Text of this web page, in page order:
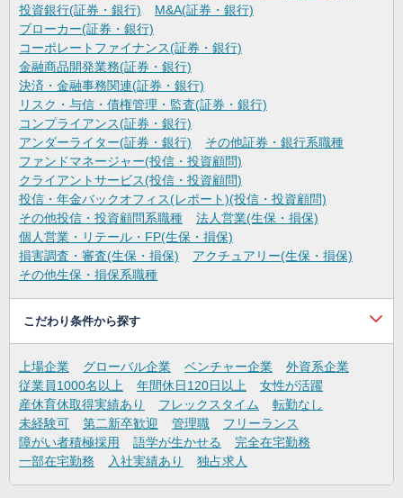
投資銀行(証券・銀行)
M&A(証券・銀行)
ブローカー(証券・銀行)
コーポレートファイナンス(証券・銀行)
金融商品開発業務(証券・銀行)
決済・金融事務関連(証券・銀行)
リスク・与信・債権管理・監査(証券・銀行)
コンプライアンス(証券・銀行)
アンダーライター(証券・銀行)
その他証券・銀行系職種
ファンドマネージャー(投信・投資顧問)
クライアントサービス(投信・投資顧問)
投信・年金バックオフィス(レポート)(投信・投資顧問)
その他投信・投資顧問系職種
法人営業(生保・損保)
個人営業・リテール・FP(生保・損保)
損害調査・審査(生保・損保)
アクチュアリー(生保・損保)
その他生保・損保系職種
こだわり条件から探す
上場企業 グローバル企業 ベンチャー企業
外資系企業
従業員1000名以上
年間休日120日以上
女性が活躍
産休育休取得実績あり
フレックスタイム
転勤なし
未経験可
第二新卒歓迎 管理職
フリーランス
障がい者積極採用
語学が生かせる
完全在宅勤務
一部在宅勤務
入社実績あり 独占求人